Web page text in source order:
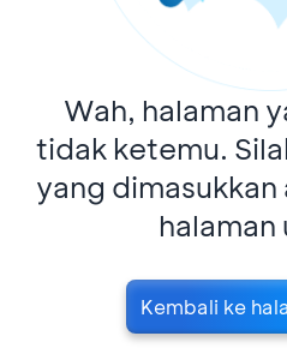
Wah, halaman
tidak ketemu.
yang
halaman
Kembali ke